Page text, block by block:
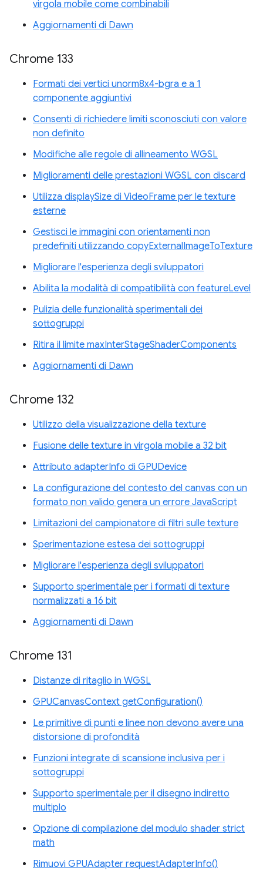
virgola mobile come combinabili
Aggiornamenti di Dawn
Chrome 133
Formati dei vertici unorm8x4-bgra e a 1
componente aggiuntivi
Consenti di richiedere limiti sconosciuti con valore
non definito
Modifiche alle regole di allineamento WGSL
Miglioramenti delle prestazioni WGSL con discard
Utilizza displaySize di VideoFrame per le texture
esterne
Gestisci le immagini con orientamenti non
predefiniti utilizzando copyExternalImageToTexture
Migliorare l'esperienza degli sviluppatori
Abilita la modalità di compatibilità con featureLevel
Pulizia delle funzionalità sperimentali dei
sottogruppi
Ritira il limite maxInterStageShaderComponents
Aggiornamenti di Dawn
Chrome 132
Utilizzo della visualizzazione della texture
Fusione delle texture in virgola mobile a 32 bit
Attributo adapterInfo di GPUDevice
La configurazione del contesto del canvas con un
formato non valido genera un errore JavaScript
Limitazioni del campionatore di filtri sulle texture
Sperimentazione estesa dei sottogruppi
Migliorare l'esperienza degli sviluppatori
Supporto sperimentale per i formati di texture
normalizzati a 16 bit
Aggiornamenti di Dawn
Chrome 131
Distanze di ritaglio in WGSL
GPUCanvasContext getConfiguration()
Le primitive di punti e linee non devono avere una
distorsione di profondità
Funzioni integrate di scansione inclusiva per i
sottogruppi
Supporto sperimentale per il disegno indiretto
multiplo
Opzione di compilazione del modulo shader strict
math
Rimuovi GPUAdapter requestAdapterInfo()